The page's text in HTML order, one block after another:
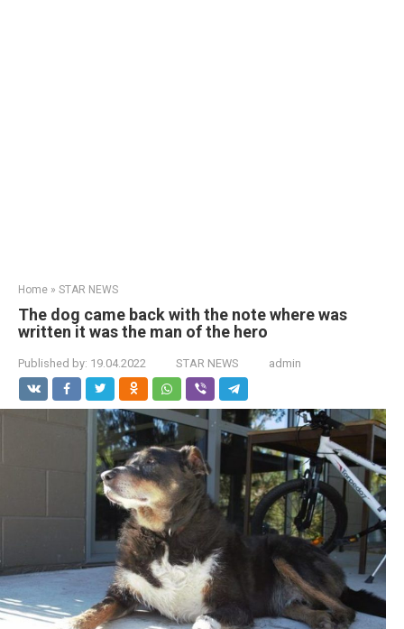
Home » STAR NEWS
The dog came back with the note where was
written it was the man of the hero
Published by: 19.04.2022 STAR NEWS admin